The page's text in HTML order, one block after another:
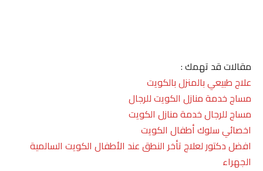
مقالات قد تهمك :
علاج طبيعي بالمنزل بالكويت
مساج خدمة منازل الكويت للرجال
مساج للرجال خدمة منازل الكويت
اخصائي سلوك أطفال الكويت
افضل دكتور لعلاج تأخر النطق عند الأطفال الكويت السالمية
الجهراء